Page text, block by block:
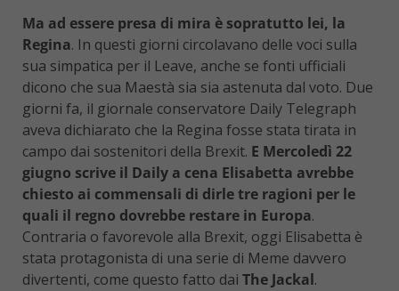
Ma ad essere presa di mira è sopratutto lei, la
Regina. In questi giorni circolavano delle voci sulla
sua simpatica per il Leave, anche se fonti ufficiali
dicono che sua Maestà sia sia astenuta dal voto. Due
giorni fa, il giornale conservatore Daily Telegraph
aveva dichiarato che la Regina fosse stata tirata in
campo dai sostenitori della Brexit. E Mercoledì 22
giugno scrive il Daily a cena Elisabetta avrebbe
chiesto ai commensali di dirle tre ragioni per le
quali il regno dovrebbe restare in Europa.
Contraria o favorevole alla Brexit, oggi Elisabetta è
stata protagonista di una serie di Meme davvero
divertenti, come questo fatto dai The Jackal.